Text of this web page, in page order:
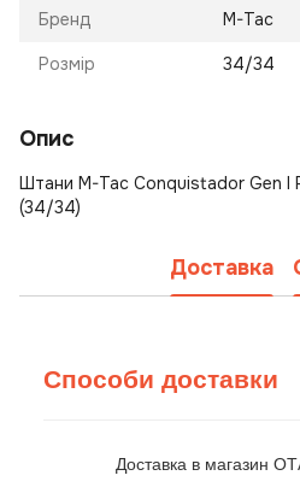
Бренд M-Tac
Розмір 34/34
Опис
Штани M-Tac Conquistador Gen І
(34/34)
Доставка
Способи доставки
Доставка в магазин